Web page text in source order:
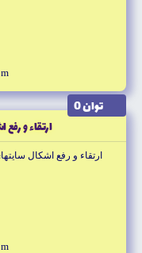
توان 0
ارتقاء و
ارتقاء و رفع اشکال